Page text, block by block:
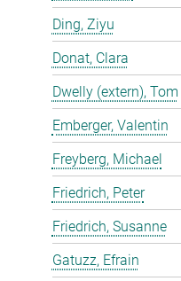
Ding, Ziyu
Donat, Clara
Dwelly (extern), Tom
Emberger, Valentin
Freyberg, Michael
Friedrich, Peter
Friedrich, Susanne
Gatuzz, Efrain